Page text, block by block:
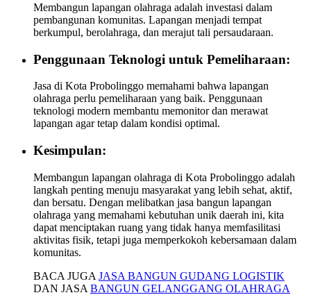
Membangun lapangan olahraga adalah investasi dalam
pembangunan komunitas. Lapangan menjadi tempat
berkumpul, berolahraga, dan merajut tali persaudaraan.
Penggunaan Teknologi untuk Pemeliharaan:
Jasa di Kota Probolinggo memahami bahwa lapangan
olahraga perlu pemeliharaan yang baik. Penggunaan
teknologi modern membantu memonitor dan merawat
lapangan agar tetap dalam kondisi optimal.
Kesimpulan:
Membangun lapangan olahraga di Kota Probolinggo adalah
langkah penting menuju masyarakat yang lebih sehat, aktif,
dan bersatu. Dengan melibatkan jasa bangun lapangan
olahraga yang memahami kebutuhan unik daerah ini, kita
dapat menciptakan ruang yang tidak hanya memfasilitasi
aktivitas fisik, tetapi juga memperkokoh kebersamaan dalam
komunitas.
BACA JUGA JASA BANGUN GUDANG LOGISTIK
DAN JASA BANGUN GELANGGANG OLAHRAGA